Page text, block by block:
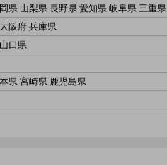
県 山梨県 長野県 愛知県 岐阜県 三重県
阪府 兵庫県
口県
県 宮崎県 鹿児島県